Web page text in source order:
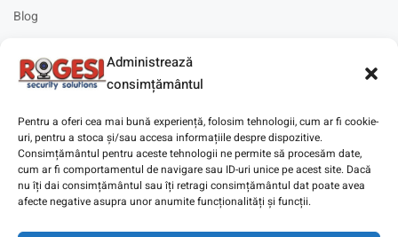
Administrează
consimțământul
Pentru a oferi cea mai bună experiență, folosim tehnologii, cum ar fi cookie-
uri, pentru a stoca și/sau accesa informațiile despre dispozitive.
Consimțământul pentru aceste tehnologii ne permite să procesăm date,
cum ar fi comportamentul de navigare sau ID-uri unice pe acest site. Dacă
nu îți dai consimțământul sau îți retragi consimțământul dat poate avea
afecte negative asupra unor anumite funcționalități și funcții.
Blog
Solicitare instalare
Copyright © 2025Digitaz.